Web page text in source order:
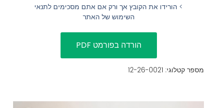
> הורידו את הקובץ אך ורק אם אתם מסכימים לתנאי
השימוש של האתר
מספר קטלוגי: 12-26-0021